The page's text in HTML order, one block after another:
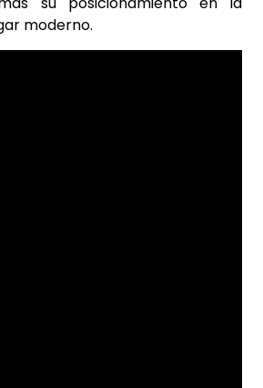
moderno.